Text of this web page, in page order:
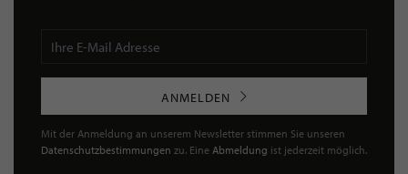
ANMELDEN
Mit der Anmeldung an unserem Newsletter stimmen Sie unseren
Datenschutzbestimmungen zu. Eine Abmeldung ist jederzeit möglich.